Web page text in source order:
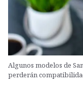
Algunos modelos de
perderán